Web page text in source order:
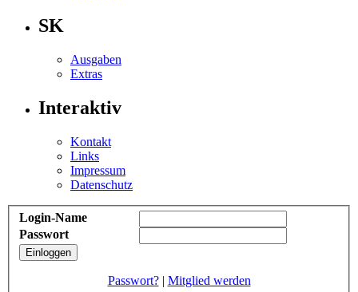
SK
Ausgaben
Extras
Interaktiv
Kontakt
Links
Impressum
Datenschutz
Login-Name
Passwort
Passwort?| Mitglied werden